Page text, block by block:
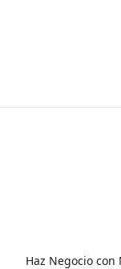
Haz Negocio con